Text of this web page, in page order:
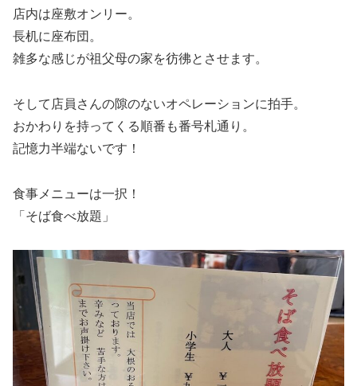
店内は座敷オンリー。
長机に座布団。
雑多な感じが祖父母の家を彷彿とさせます。
そして店員さんの隙のないオペレーションに拍手。
おかわりを持ってくる順番も番号札通り。
記憶力半端ないです！
食事メニューは一択！
「そば食べ放題」